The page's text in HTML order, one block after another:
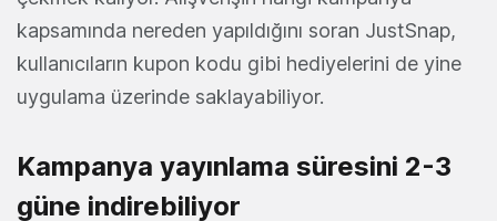
kapsamında nereden yapıldığını soran JustSnap,
kullanıcıların kupon kodu gibi hediyelerini de yine
uygulama üzerinde saklayabiliyor.
Kampanya yayınlama süresini 2-3
güne indirebiliyor